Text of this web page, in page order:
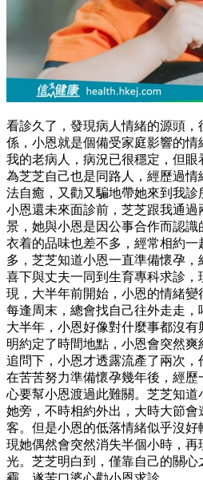
看診久了，發現病人情緒的源頭
係，小恩就是個備受家庭影響的
我的老病人，病況已很穩定，但眼
為芝芝自己也是同路人，經歷過
法自癒，又勸又騙地帶她來到我診
小恩還未來面診前，芝芝跟我通
景，她與小恩是因公事合作而認
衣着的品味也差不多，經常相約
多，芝芝知道小恩一直準備懷孕
喜下與丈夫一同到生育專科求診
現，大半年前開始，小恩的情緒變
每逢周末，總會找自己往外走走
大半年，小恩好像對什麼事都沒
明約定了時間地點，小恩會突然
追問下，小恩才透露流產了兩次
在苦苦努力準備懷孕幾年後，經
心要幫小恩渡過此難關。芝芝知
她旁，不時相約外出，大時大節
客。但是小恩的低落情緒似乎沒
現她偶然會突然消失半個小時，
光。芝芝明白到，僅靠自己的關